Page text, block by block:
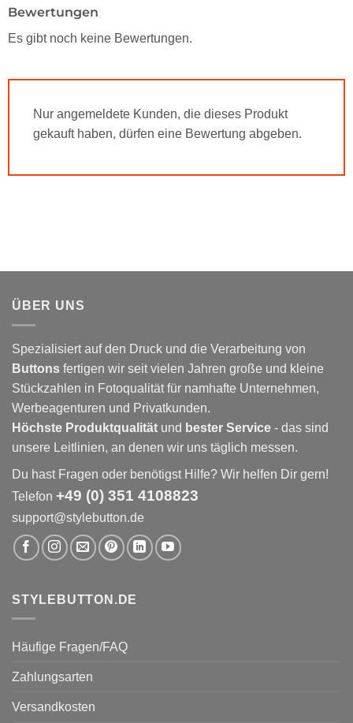
Bewertungen
Es gibt noch keine Bewertungen.
Nur angemeldete Kunden, die dieses Produkt
gekauft haben, dürfen eine Bewertung abgeben.
ÜBER UNS
Spezialisiert auf den Druck und die Verarbeitung von
Buttons fertigen wir seit vielen Jahren große und kleine
Stückzahlen in Fotoqualität für namhafte Unternehmen,
Werbeagenturen und Privatkunden.
Höchste Produktqualität und bester Service - das sind
unsere Leitlinien, an denen wir uns täglich messen.
Du hast Fragen oder benötigst Hilfe? Wir helfen Dir gern!
Telefon +49 (0) 351 4108823
support@stylebutton.de
STYLEBUTTON.DE
Häufige Fragen/FAQ
Zahlungsarten
Versandkosten